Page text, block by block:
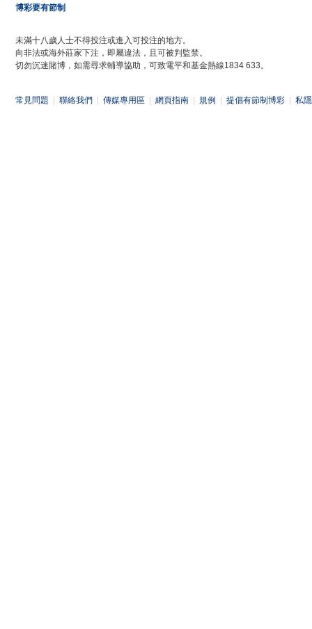
博彩要有節制
未滿十八歲人士不得投注或進入可投注的地方。
向非法或海外莊家下注，即屬違法，且可被判監禁。
切勿沉迷賭博，如需尋求輔導協助，可致電平和基金熱線1834 633。
常見問題 聯絡我們 傳媒專用區 網頁指南 規例 提倡有節制博彩 私